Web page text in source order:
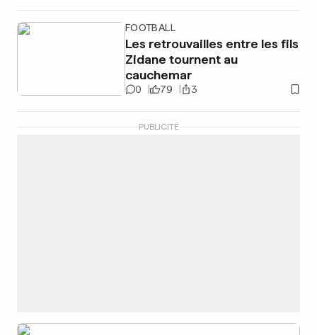
FOOTBALL
Les retrouvailles entre les fils
Zidane tournent au
cauchemar
0 79 3
PUBLICITÉ